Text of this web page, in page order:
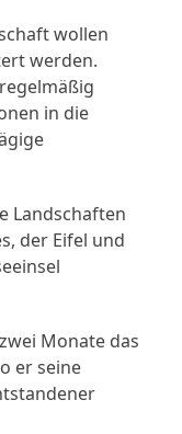
wollen
werden.
in die
Landschaften
der Eifel und
Monate das
er seine